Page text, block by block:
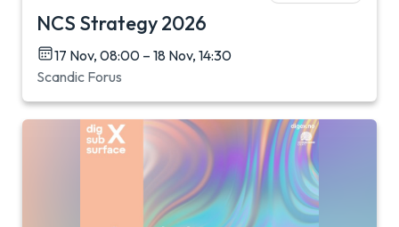
NCS Strategy 2026
17 Nov, 08:00 – 18 Nov, 14:30
Scandic Forus